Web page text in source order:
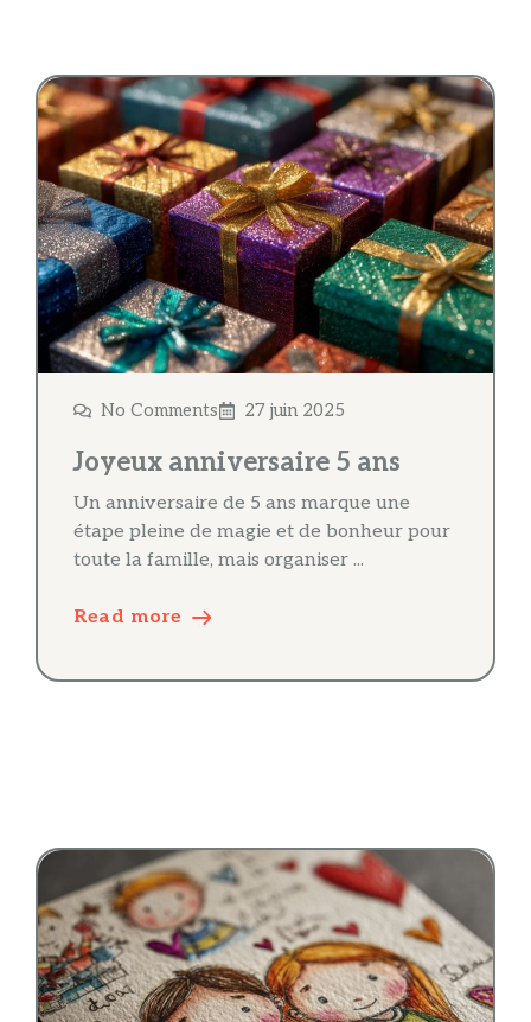
No Comments 27 juin 2025
Joyeux anniversaire 5 ans
Un anniversaire de 5 ans marque une
étape pleine de magie et de bonheur pour
toute la famille, mais organiser ...
Read more